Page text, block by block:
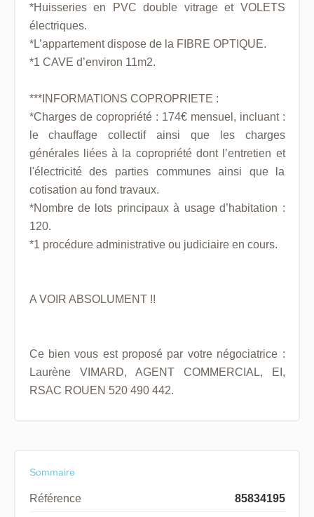
*Huisseries en PVC double vitrage et VOLETS
électriques.
*L’appartement dispose de la FIBRE OPTIQUE.
*1 CAVE d’environ 11m2.
***INFORMATIONS COPROPRIETE :
*Charges de copropriété : 174€ mensuel, incluant :
le chauffage collectif ainsi que les charges
générales liées à la copropriété dont l’entretien et
l'électricité des parties communes ainsi que la
cotisation au fond travaux.
*Nombre de lots principaux à usage d’habitation :
120.
*1 procédure administrative ou judiciaire en cours.
A VOIR ABSOLUMENT !!
Ce bien vous est proposé par votre négociatrice :
Laurène VIMARD, AGENT COMMERCIAL, EI,
RSAC ROUEN 520 490 442.
Sommaire
Référence 85834195